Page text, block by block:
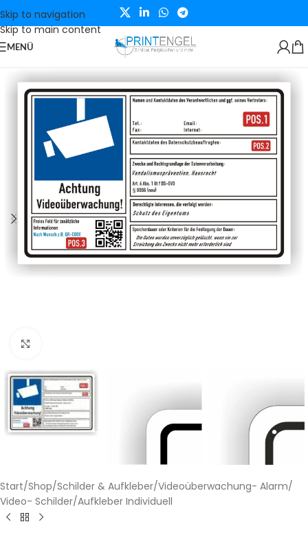
Skip to navigation
Skip to main content
MENÜ
Start/Shop/Schilder & Aufkleber/Videoüberwachung- Alarm/
Video- Schilder/Aufkleber Individuell